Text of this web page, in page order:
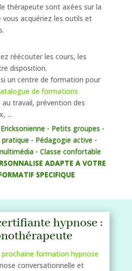
thérapeute sont axées sur la
vous acquériez les outils et
réécouter les cours, les
disposition.
un centre de formation pour
de formations
travail, prévention des
...
- Petits groupes -
- Pédagogie active -
- Classe confortable
ADAPTE A VOTRE
SPECIFIQUE
hypnose :
formation hypnose
conversationnelle et